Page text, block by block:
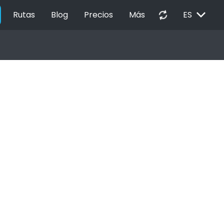
Rutas Blog Precios Más autorenew ES EXPAND_MORE